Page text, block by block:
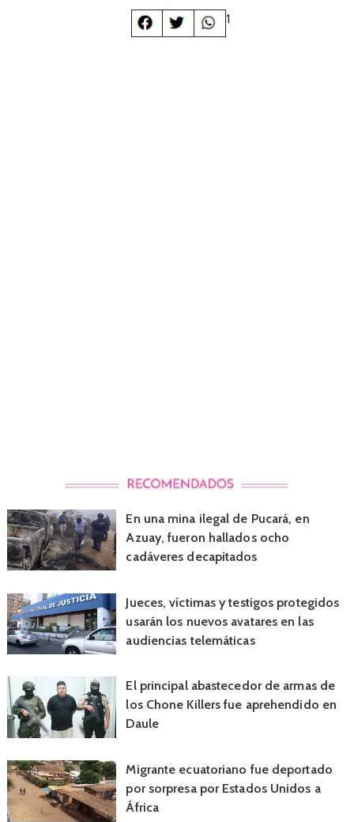
1
En una mina ilegal de Pucará, en
Azuay, fueron hallados ocho
cadáveres decapitados
Jueces, víctimas y testigos protegidos
usarán los nuevos avatares en las
audiencias telemáticas
El principal abastecedor de armas de
los Chone Killers fue aprehendido en
Daule
Migrante ecuatoriano fue deportado
por sorpresa por Estados Unidos a
África